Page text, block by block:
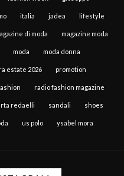
italia jadea lifestyle
di moda magazine moda
moda moda donna
estate 2026 promotion
radio fashion magazine
redaelli sandali shoes
us polo ysabel mora